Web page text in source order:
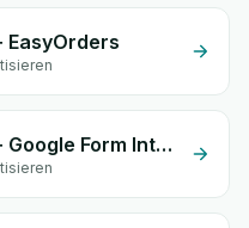
EasyOrders
Mazacourses + Google Form Integration